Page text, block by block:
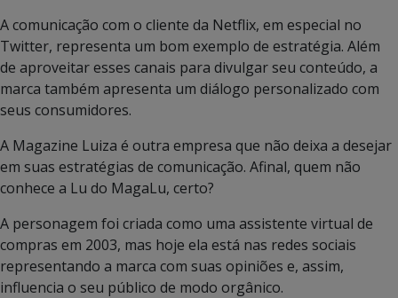
A comunicação com o cliente da Netflix, em especial no
Twitter, representa um bom exemplo de estratégia. Além
de aproveitar esses canais para divulgar seu conteúdo, a
marca também apresenta um diálogo personalizado com
seus consumidores.
A Magazine Luiza é outra empresa que não deixa a desejar
em suas estratégias de comunicação. Afinal, quem não
conhece a Lu do MagaLu, certo?
A personagem foi criada como uma assistente virtual de
compras em 2003, mas hoje ela está nas redes sociais
representando a marca com suas opiniões e, assim,
influencia o seu público de modo orgânico.